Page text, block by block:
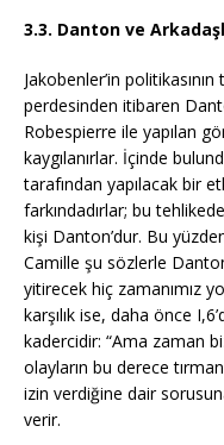
3.3. Danton ve
Jakobenler’in
perdesinden itibaren
Robespierre ile yapılan
kaygılanırlar. İçinde
tarafından yapılacak bir
farkındadırlar; bu
kişi Danton’dur. Bu
Camille şu sözlerle
yitirecek hiç zamanımız
karşılık ise, daha önce
kadercidir: “Ama zaman
olayların bu derece
izin verdiğine dair sorusuna,
verir.